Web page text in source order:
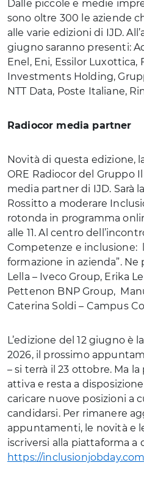
Dalle piccole e medie
sono oltre 300 le aziende
alle varie edizioni di IJD.
giugno saranno presenti:
Enel, Eni, Essilor Luxottica,
Investments Holding,
NTT Data, Poste Italiane,
Radiocor media partner
Novità di questa edizione,
ORE Radiocor del Gruppo
media partner di IJD. Sarà
Rossitto a moderare
rotonda in programma
alle 11. Al centro
Competenze e inclusione:
formazione in azienda”. Ne
Lella – Iveco Group, Erika
Pettenon BNP Group,
Caterina Soldi – Campus
L’edizione del 12 giugno è
2026, il prossimo
– si terrà il 23 ottobre. Ma
attiva e resta a
caricare nuove posizioni a
candidarsi. Per rimanere
appuntamenti, le novità e
iscriversi alla piattaforma a
https://